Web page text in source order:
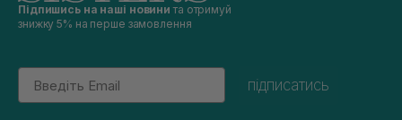
Підпишись на наші новини та отримуй
знижку 5% на перше замовлення
Email
підписатись